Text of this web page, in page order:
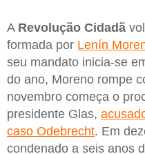
A Revolução Cidadã
formada por Lenín
seu mandato inicia-se
do ano, Moreno rompe
novembro começa o
presidente Glas,
caso Odebrecht. Em
condenado a seis anos